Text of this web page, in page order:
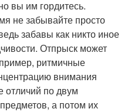
вы им гордитесь.
не забывайте просто
забавы как никто иное
Отпрыск может
ритмичные
внимания
отличий по двум
а потом их